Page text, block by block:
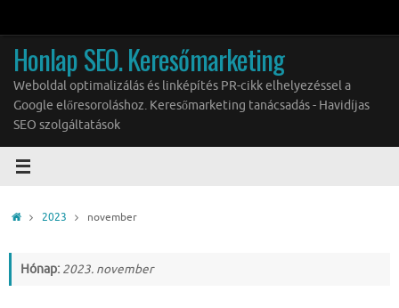
tartalomra
Honlap SEO. Keresőmarketing
Weboldal optimalizálás és linképítés PR-cikk elhelyezéssel a
Google előresoroláshoz. Keresőmarketing tanácsadás - Havidíjas
SEO szolgáltatások
Home2023 november
Hónap: 2023. november